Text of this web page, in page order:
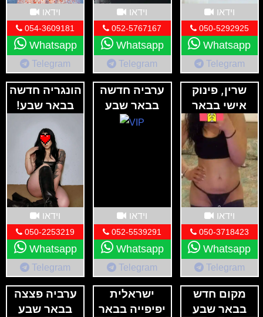
המיושמים במקום.תקשורת ברורהיש לתקשר בצורה
ברורה את הציפיות והדרישות מול הספקים כדי למנוע
אי הבנות ולהבטיח חוויה נעימה ומספקת.
וידאו
050-5292925
Whatsapp
Telegram
וידאו
052-5767167
Whatsapp
Telegram
וידאו
054-3609181
Whatsapp
Telegram
שרין, פינוק
אישי בבאר
שבע
וידאו
050-3718423
Whatsapp
Telegram
ערביה חדשה
בבאר שבע
וידאו
052-5539291
Whatsapp
Telegram
הונגריה חדשה
בבאר שבע!
וידאו
050-2253219
Whatsapp
Telegram
מקום חדש
בבאר שבע
ישראלית
יפיפייה בבאר
ערביה פצצה
בבאר שבע